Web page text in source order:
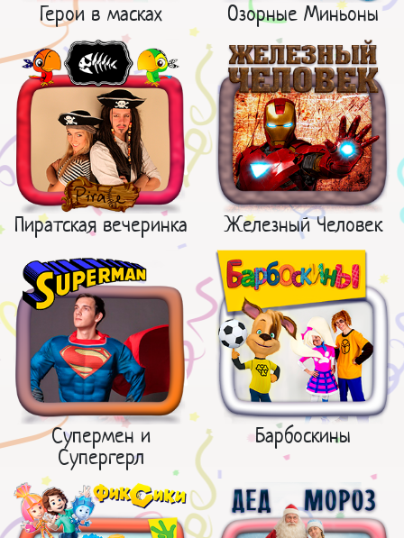
Герои в масках Озорные Миньоны
Пиратская вечеринка Железный Человек
Супермен и
Супергерл
Барбоскины